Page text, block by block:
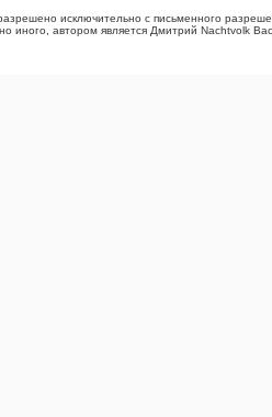
исключительно с письменного
иного, автором является Дмитрий Nachtvolk